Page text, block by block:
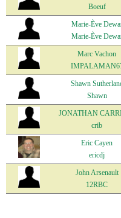
Boeuf
Marie-Ève
Marie-Ève
Marc Vachon
Shawn
Shawn
JONATHAN
crib
Eric Cayen
ericdj
John Arsenault
12RBC